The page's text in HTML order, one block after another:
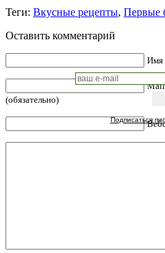
Подписаться
Теги: Вкусные рецепты, Первые
Оставить комментарий
Имя
Mail
(обязательно)